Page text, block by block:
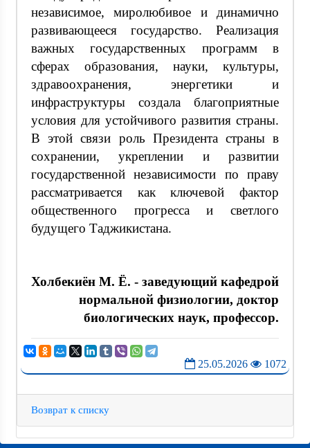
независимое, миролюбивое и динамично
развивающееся государство. Реализация
важных государственных программ в
сферах образования, науки, культуры,
здравоохранения, энергетики и
инфраструктуры создала благоприятные
условия для устойчивого развития страны.
В этой связи роль Президента страны в
сохранении, укреплении и развитии
государственной независимости по праву
рассматривается как ключевой фактор
общественного прогресса и светлого
будущего Таджикистана.
Холбекиён М. Ё. - заведующий кафедрой
нормальной физиологии, доктор
биологических наук, профессор.
25.05.2026 1072
Возврат к списку